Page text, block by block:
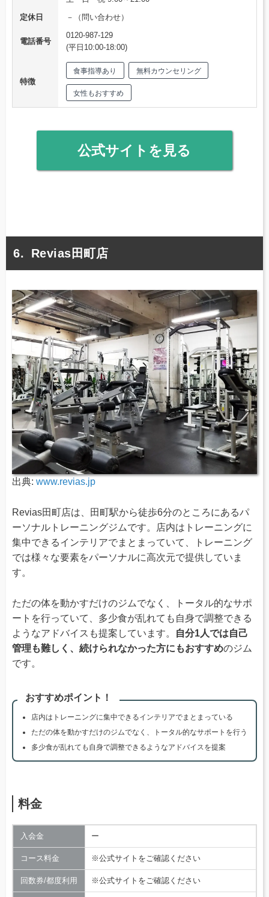
定休日
－（問い合わせ）
電話番号
0120-987-129
(平日10:00-18:00)
特徴
食事指導あり 無料カウンセリング
女性もおすすめ
公式サイトを見る
Revias田町店
出典: www.revias.jp
Revias田町店は、田町駅から徒歩6分のところにあるパ
ーソナルトレーニングジムです。店内はトレーニングに
集中できるインテリアでまとまっていて、トレーニング
では様々な要素をパーソナルに高次元で提供していま
す。
ただの体を動かすだけのジムでなく、トータル的なサポ
ートを行っていて、多少食が乱れても自身で調整できる
ようなアドバイスも提案しています。
自分1人では自己
管理も難しく、続けられなかった方にもおすすめのジム
です。
おすすめポイント！
店内はトレーニングに集中できるインテリアでまとまっている
ただの体を動かすだけのジムでなく、トータル的なサポートを行う
多少食が乱れても自身で調整できるようなアドバイスを提案
料金
入会金 ー
コース料金 ※公式サイトをご確認ください
回数券/都度利用 ※公式サイトをご確認ください